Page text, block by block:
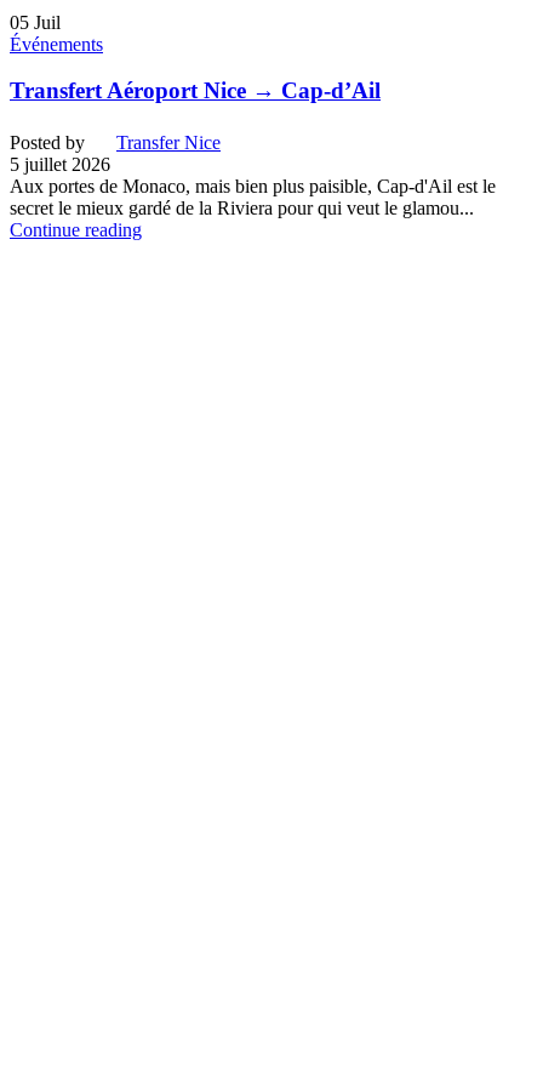
05 Juil
Événements
Transfert Aéroport Nice → Cap-d’Ail
Posted by
Transfer Nice
5 juillet 2026
Aux portes de Monaco, mais bien plus paisible, Cap-d'Ail est le
secret le mieux gardé de la Riviera pour qui veut le glamou...
Continue reading